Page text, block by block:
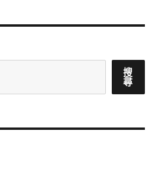
搜
尋